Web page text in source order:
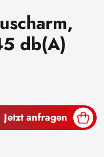
db(A)
Jetzt anfragen